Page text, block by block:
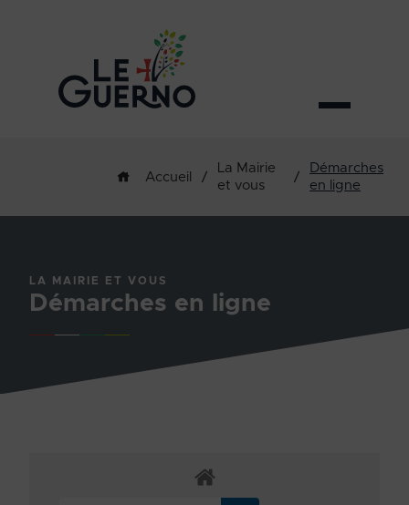
Accueil /
La Mairie
et vous
/
Démarches
en ligne
LA MAIRIE ET VOUS
Démarches en ligne